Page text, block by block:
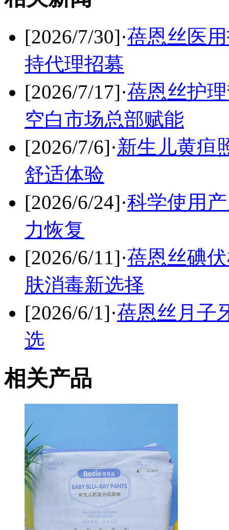
[2026/7/30]·蓓恩丝医
持代理招募
[2026/7/17]·蓓恩丝护
空白市场总部赋能
[2026/7/6]·新生儿黄疸
舒适体验
[2026/6/24]·科学使用
力恢复
[2026/6/11]·蓓恩丝碘
肤消毒新选择
[2026/6/1]·蓓恩丝月子
选
相关产品